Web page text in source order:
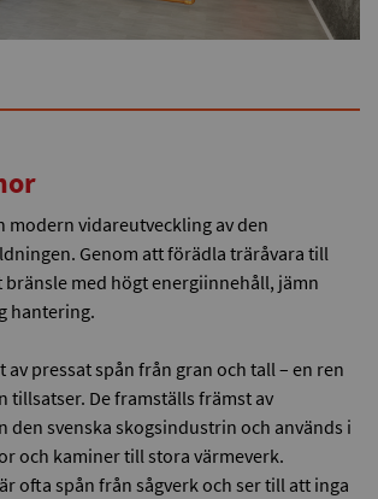
modern vidareutveckling av den
Genom att förädla träråvara till
bränsle med högt energiinnehåll, jämn
hantering.
av pressat spån från gran och tall – en ren
De framställs främst av
den svenska skogsindustrin och används i
och kaminer till stora värmeverk.
ofta spån från sågverk och ser till att inga